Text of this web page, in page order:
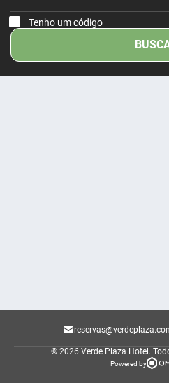
Tenho um código
© 2026 Verde Plaza Hotel.
Powered by